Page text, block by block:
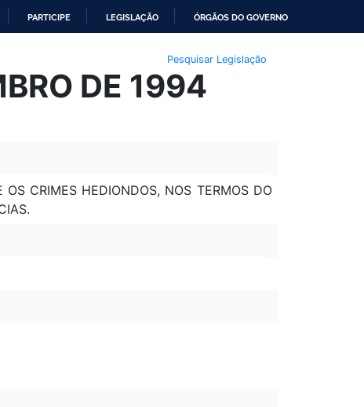
PARTICIPE LEGISLAÇÃO ÓRGÃOS DO GOVERNO
Pesquisar Legislação
DE 1994
CRIMES HEDIONDOS, NOS TERMOS DO